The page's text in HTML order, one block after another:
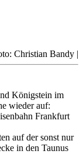
Christian Bandy |
Königstein im
wieder auf:
Frankfurt
auf der sonst nur
in den Taunus